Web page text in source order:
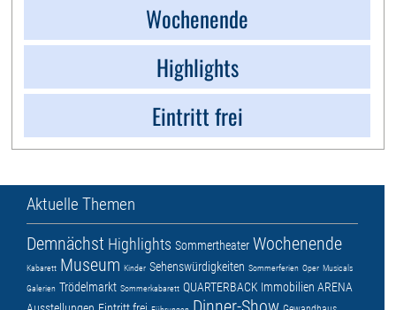
Wochenende
Highlights
Eintritt frei
Aktuelle Themen
Demnächst Highlights Sommertheater Wochenende
Kabarett Museum Kinder Sehenswürdigkeiten Sommerferien Oper Musicals
Galerien Trödelmarkt Sommerkabarett QUARTERBACK Immobilien ARENA